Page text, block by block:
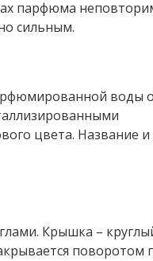
парфюма
сильным.
воды
цвета. Название и
Крышка –
поворотом